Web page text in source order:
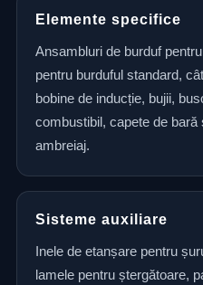
Elemente specifice
Ansambluri de burduf
pentru burduful standard,
bobine de inducție, bujii,
combustibil, capete de bară
ambreiaj.
Sisteme auxiliare
Inele de etanșare pentru
lamele pentru ștergătoare,